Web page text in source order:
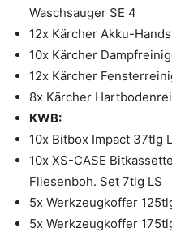
Waschsauger SE 4
12x Kärcher Akku-
10x Kärcher
12x Kärcher
8x Kärcher
KWB:
10x Bitbox Impact 37tlg
10x XS-CASE
Fliesenboh. Set 7tlg LS
5x Werkzeugkoffer
5x Werkzeugkoffer